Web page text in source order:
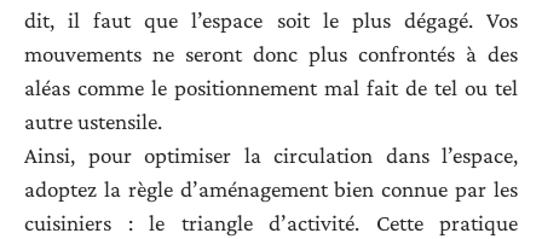
dit, il faut que l’espace soit le plus dégagé. Vos
mouvements ne seront donc plus confrontés à des
aléas comme le positionnement mal fait de tel ou tel
autre ustensile.
Ainsi, pour optimiser la circulation dans l’espace,
adoptez la règle d’aménagement bien connue par les
cuisiniers : le triangle d’activité. Cette pratique